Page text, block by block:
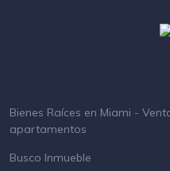
Bienes Raíces en Miami -
apartamentos
Busco Inmueble